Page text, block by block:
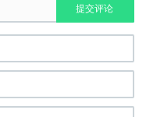
提交评论